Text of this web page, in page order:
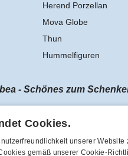
Herend Porzellan
Mova Globe
Thun
Hummelfiguren
- Schönes zum
Cookies.
unserer
gemäß unserer Cookie-